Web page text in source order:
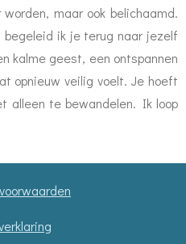
maar ook belichaamd.
begeleid ik je terug naar jezelf
kalme geest, een ontspannen
opnieuw veilig voelt. Je hoeft
alleen te bewandelen. Ik loop